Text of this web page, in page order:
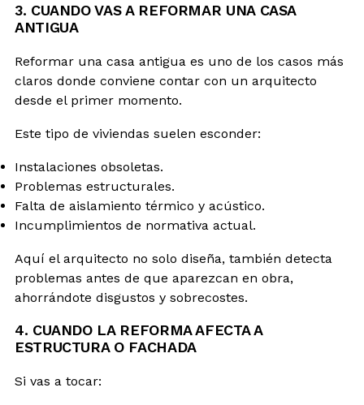
3. CUANDO VAS A REFORMAR UNA CASA
ANTIGUA
Reformar una casa antigua es uno de los casos más
claros donde conviene contar con un arquitecto
desde el primer momento.
Este tipo de viviendas suelen esconder:
Instalaciones obsoletas.
Problemas estructurales.
Falta de aislamiento térmico y acústico.
Incumplimientos de normativa actual.
Aquí el arquitecto no solo diseña, también detecta
problemas antes de que aparezcan en obra,
ahorrándote disgustos y sobrecostes.
4. CUANDO LA REFORMA AFECTA A
ESTRUCTURA O FACHADA
Si vas a tocar: